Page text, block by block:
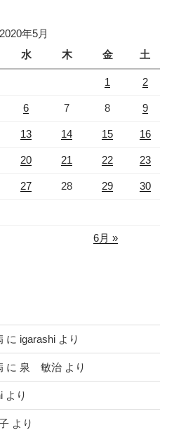
2020年5月
水 木 金 土
1 2
6 7 8 9
13 14 15 16
20 21 22 23
27 28 29 30
6月 »
に igarashi より
に 泉 敏治 より
より
より